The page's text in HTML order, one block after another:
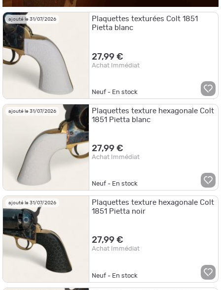
ajouté le 31/07/2026
Plaquettes texturées Colt 1851
Pietta blanc
27,99 €
Achat Immédiat
Neuf - En stock
ajouté le 31/07/2026
Plaquettes texture hexagonale Colt
1851 Pietta blanc
27,99 €
Achat Immédiat
Neuf - En stock
ajouté le 31/07/2026
Plaquettes texture hexagonale Colt
1851 Pietta noir
27,99 €
Achat Immédiat
Neuf - En stock